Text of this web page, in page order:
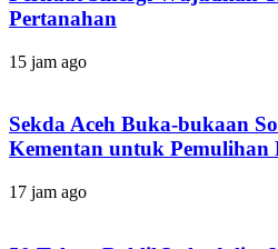
Pertanahan
15 jam ago
Sekda Aceh Buka-bukaan
Kementan untuk Pemulihan
17 jam ago